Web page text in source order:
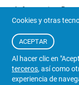
✓ Informacion
© 2026Central
reservados.
Cookies y otras
ACEPTAR
Al hacer clic en
terceros, así como
experiencia de